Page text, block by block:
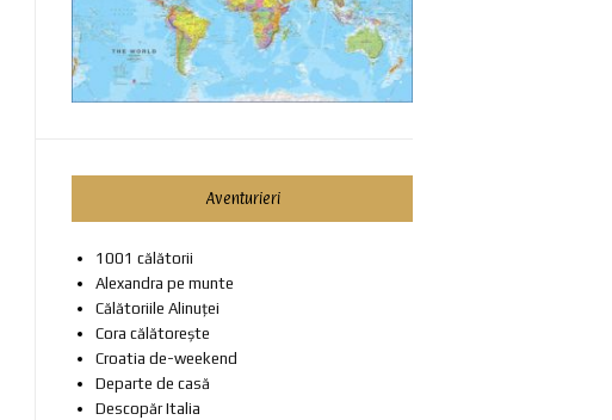
Aventurieri
1001 călătorii
Alexandra pe munte
Călătoriile Alinuței
Cora călătorește
Croatia de-weekend
Departe de casă
Descopăr Italia